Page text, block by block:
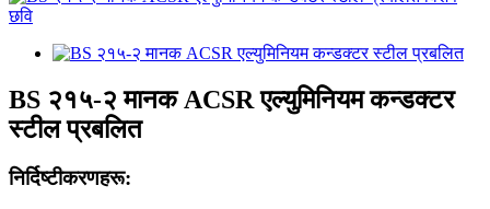
BS २१५-२ मानक ACSR एल्युमिनियम कन्डक्टर
स्टील प्रबलित
निर्दिष्टीकरणहरू: